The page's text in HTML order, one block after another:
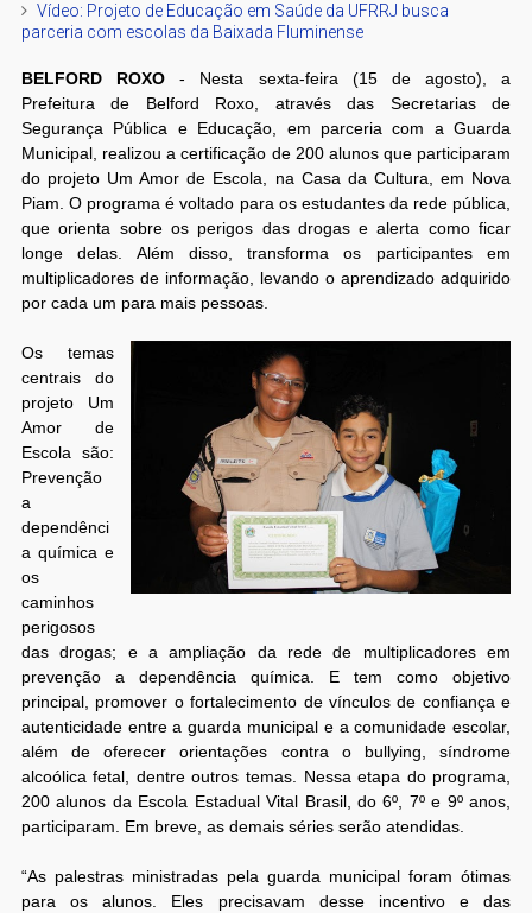
Vídeo: Projeto de Educação em Saúde da UFRRJ busca
parceria com escolas da Baixada Fluminense
BELFORD ROXO - Nesta sexta-feira (15 de agosto), a
Prefeitura de Belford Roxo, através das Secretarias de
Segurança Pública e Educação, em parceria com a Guarda
Municipal, realizou a certificação de 200 alunos que participaram
do projeto Um Amor de Escola, na Casa da Cultura, em Nova
Piam. O programa é voltado para os estudantes da rede pública,
que orienta sobre os perigos das drogas e alerta como ficar
longe delas. Além disso, transforma os participantes em
multiplicadores de informação, levando o aprendizado adquirido
por cada um para mais pessoas.
Os temas
centrais do
projeto Um
Amor de
Escola são:
Prevenção
a
dependênci
a química e
os
caminhos
perigosos
das drogas; e a ampliação da rede de multiplicadores em
prevenção a dependência química. E tem como objetivo
principal, promover o fortalecimento de vínculos de confiança e
autenticidade entre a guarda municipal e a comunidade escolar,
além de oferecer orientações contra o bullying, síndrome
alcoólica fetal, dentre outros temas. Nessa etapa do programa,
200 alunos da Escola Estadual Vital Brasil, do 6º, 7º e 9º anos,
participaram. Em breve, as demais séries serão atendidas.
“As palestras ministradas pela guarda municipal foram ótimas
para os alunos. Eles precisavam desse incentivo e das